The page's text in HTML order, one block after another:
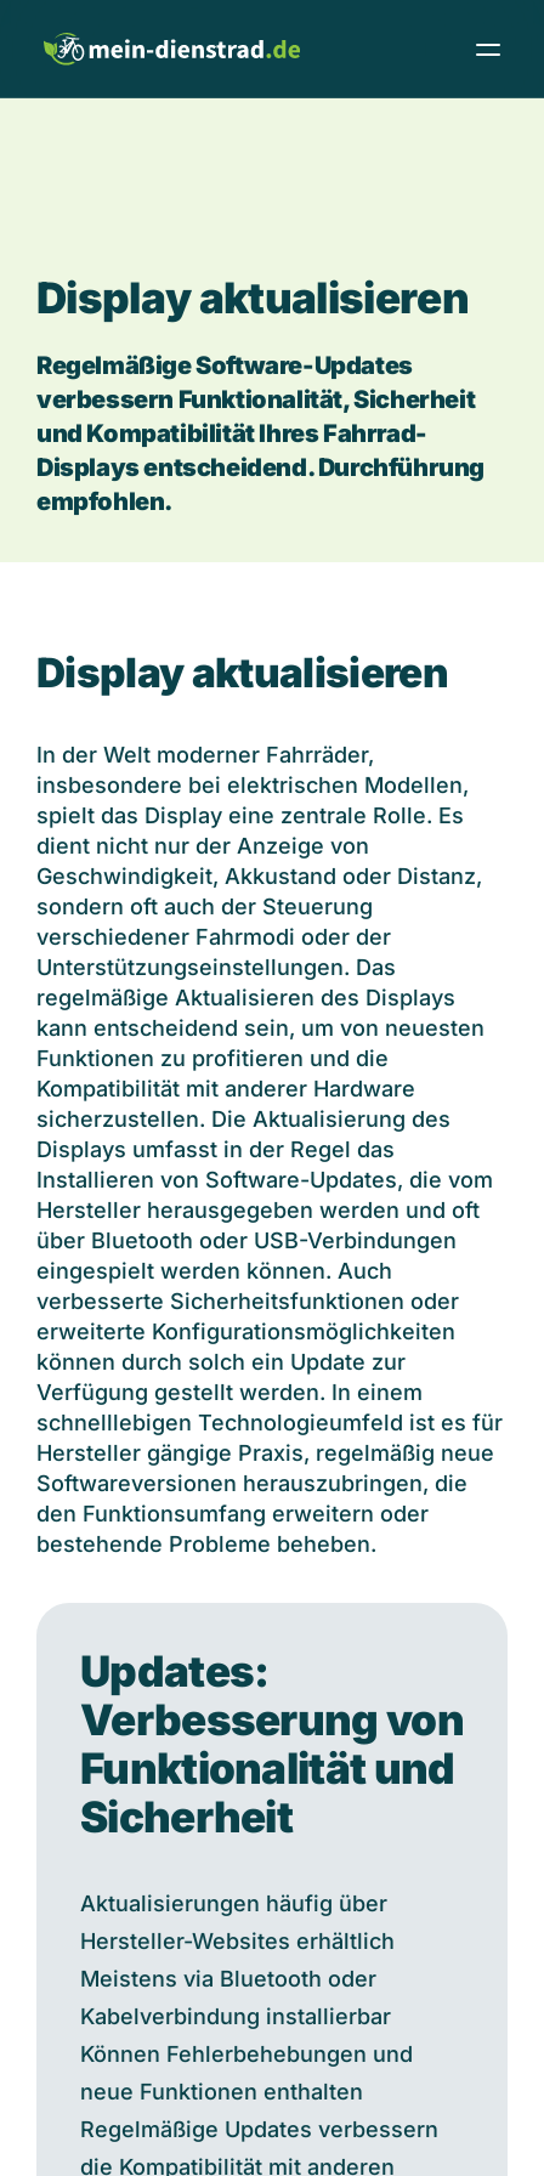
Leasingrechner
-> Arbeitgeber
-> Selbstständige
-> Öffentlicher Dienst
-> Fachhandelspartner
Häufige Fragen
Über uns
Kontakt
Login
Displayaktualisieren
Regelmäßige Software-Updates
verbessern Funktionalität, Sicherheit
und Kompatibilität Ihres Fahrrad-
Displays entscheidend. Durchführung
empfohlen.
Display aktualisieren
In der Welt moderner Fahrräder,
insbesondere bei elektrischen Modellen,
spielt das Display eine zentrale Rolle. Es
dient nicht nur der Anzeige von
Geschwindigkeit, Akkustand oder Distanz,
sondern oft auch der Steuerung
verschiedener Fahrmodi oder der
Unterstützungseinstellungen. Das
regelmäßige Aktualisieren des Displays
kann entscheidend sein, um von neuesten
Funktionen zu profitieren und die
Kompatibilität mit anderer Hardware
sicherzustellen. Die Aktualisierung des
Displays umfasst in der Regel das
Installieren von Software-Updates, die vom
Hersteller herausgegeben werden und oft
über Bluetooth oder USB-Verbindungen
eingespielt werden können. Auch
verbesserte Sicherheitsfunktionen oder
erweiterte Konfigurationsmöglichkeiten
können durch solch ein Update zur
Verfügung gestellt werden. In einem
schnelllebigen Technologieumfeld ist es für
Hersteller gängige Praxis, regelmäßig neue
Softwareversionen herauszubringen, die
den Funktionsumfang erweitern oder
bestehende Probleme beheben.
Updates:
Verbesserung von
Funktionalität und
Sicherheit
Aktualisierungen häufig über
Hersteller-Websites erhältlich
Meistens via Bluetooth oder
Kabelverbindung installierbar
Können Fehlerbehebungen und
neue Funktionen enthalten
Regelmäßige Updates verbessern
die Kompatibilität mit anderen